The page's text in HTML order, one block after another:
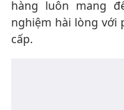
hàng luôn mang
nghiệm hài lòng với
cấp.